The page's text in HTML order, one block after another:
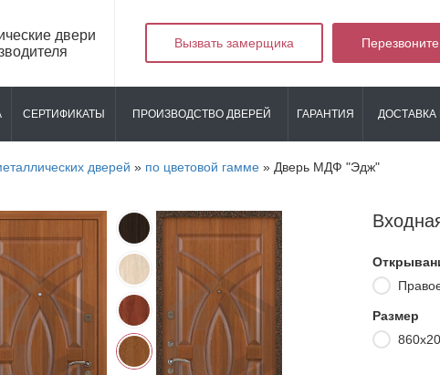
двери
Вызвать замерщика
СЕРТИФИКАТЫ ПРОИЗВОДСТВО ДВЕРЕЙ ГАРАНТИЯ ДОСТАВКА
дверей » по цветовой гамме » Дверь МДФ "Эдж"
Размер